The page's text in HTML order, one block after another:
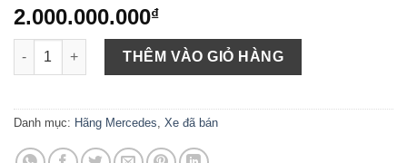
2.35
trên
5
23
2.000.000.000₫
Mercedes Benz E300 AMG sản xuất năm 2016 số lượng
THÊM VÀO GIỎ HÀNG
Danh mục: Hãng Mercedes Xe đã bán